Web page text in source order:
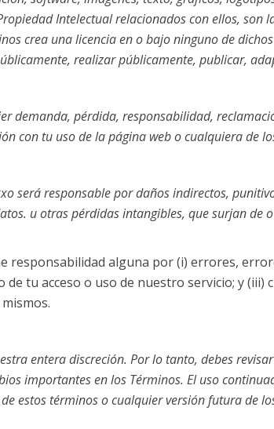
Intelectual relacionados con ellos, son
crea una licencia en o bajo ninguno de
realizar públicamente, publicar,
demanda, pérdida, responsabilidad,
con tu uso de la página web o cualquiera de
será responsable por daños indirectos,
u otras pérdidas intangibles, que surjan
responsabilidad alguna por (i) errores,
tu acceso o uso de nuestro servicio; y
entera discreción. Por lo tanto, debes
importantes en los Términos. El uso
estos términos o cualquier versión futura de